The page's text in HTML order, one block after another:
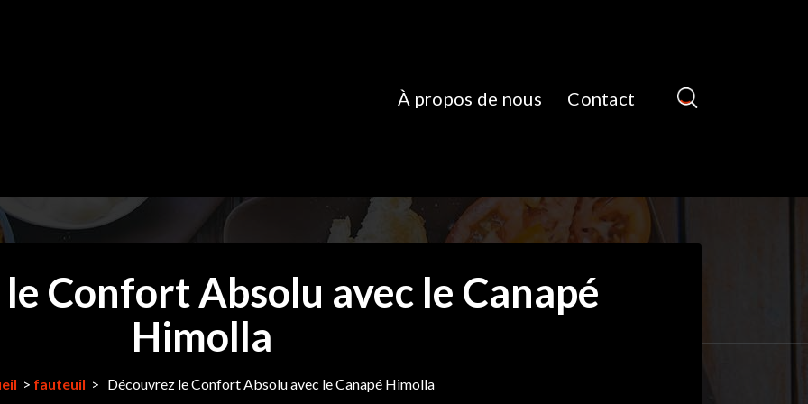
À propos de nous Contact
Confort Absolu avec le Canapé
Himolla
> fauteuil > Découvrez le Confort Absolu avec le Canapé Himolla